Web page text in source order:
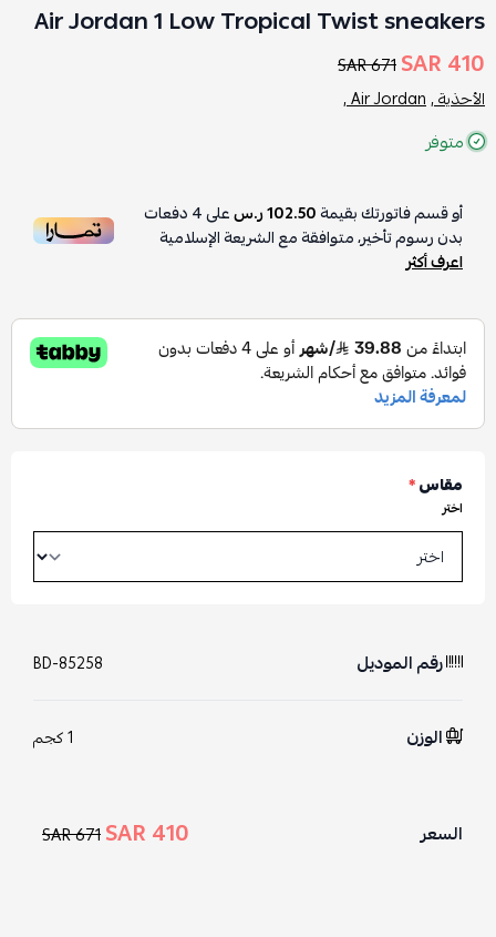
Air Jordan 1 Low Tropical Twist sneakers
410 SAR
671 SAR
الأحذية ,Air Jordan ,
متوفر
أو قسم فاتورتك بقيمة102.50 ر.س على4دفعات
بدون رسوم تأخير، متوافقة مع الشريعة الإسلامية
اعرف أكثر
مقاس*
اختر
رقم الموديل BD-85258
الوزن 1 كجم
السعر 410 SAR
671 SAR